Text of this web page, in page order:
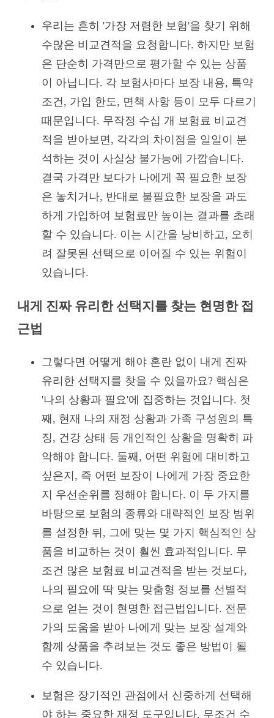
우리는 흔히 '가장 저렴한 보험'을 찾기 위해
수많은 비교견적을 요청합니다. 하지만 보험
은 단순히 가격만으로 평가할 수 있는 상품
이 아닙니다. 각 보험사마다 보장 내용, 특약
조건, 가입 한도, 면책 사항 등이 모두 다르기
때문입니다. 무작정 수십 개 보험료 비교견
적을 받아보면, 각각의 차이점을 일일이 분
석하는 것이 사실상 불가능에 가깝습니다.
결국 가격만 보다가 나에게 꼭 필요한 보장
은 놓치거나, 반대로 불필요한 보장을 과도
하게 가입하여 보험료만 높이는 결과를 초래
할 수 있습니다. 이는 시간을 낭비하고, 오히
려 잘못된 선택으로 이어질 수 있는 위험이
있습니다.
내게 진짜 유리한 선택지를 찾는 현명한 접
근법
그렇다면 어떻게 해야 혼란 없이 내게 진짜
유리한 선택지를 찾을 수 있을까요? 핵심은
'나의 상황과 필요'에 집중하는 것입니다. 첫
째, 현재 나의 재정 상황과 가족 구성원의 특
징, 건강 상태 등 개인적인 상황을 명확히 파
악해야 합니다. 둘째, 어떤 위험에 대비하고
싶은지, 즉 어떤 보장이 나에게 가장 중요한
지 우선순위를 정해야 합니다. 이 두 가지를
바탕으로 보험의 종류와 대략적인 보장 범위
를 설정한 뒤, 그에 맞는 몇 가지 핵심적인 상
품을 비교하는 것이 훨씬 효과적입니다. 무
조건 많은 보험료 비교견적을 받는 것보다,
나의 필요에 딱 맞는 맞춤형 정보를 선별적
으로 얻는 것이 현명한 접근법입니다. 전문
가의 도움을 받아 나에게 맞는 보장 설계와
함께 상품을 추려보는 것도 좋은 방법이 될
수 있습니다.
보험은 장기적인 관점에서 신중하게 선택해
야 하는 중요한 재정 도구입니다. 무조건 수